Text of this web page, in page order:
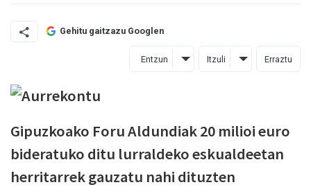
Gehitu gaitzazu Googlen
Entzun Itzuli Erraztu
Gipuzkoako Foru Aldundiak 20 milioi euro
bideratuko ditu lurraldeko eskualdeetan
herritarrek gauzatu nahi dituzten